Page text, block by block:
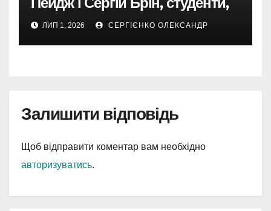
чия ідея підкорила інтернет
ЛИП 1, 2026 СЕРГІЄНКО ОЛЕКСАНДР
Залишити відповідь
Щоб відправити коментар вам необхідно
авторизуватись.